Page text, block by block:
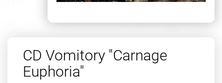
CD Vomitory "Carnage
Euphoria"